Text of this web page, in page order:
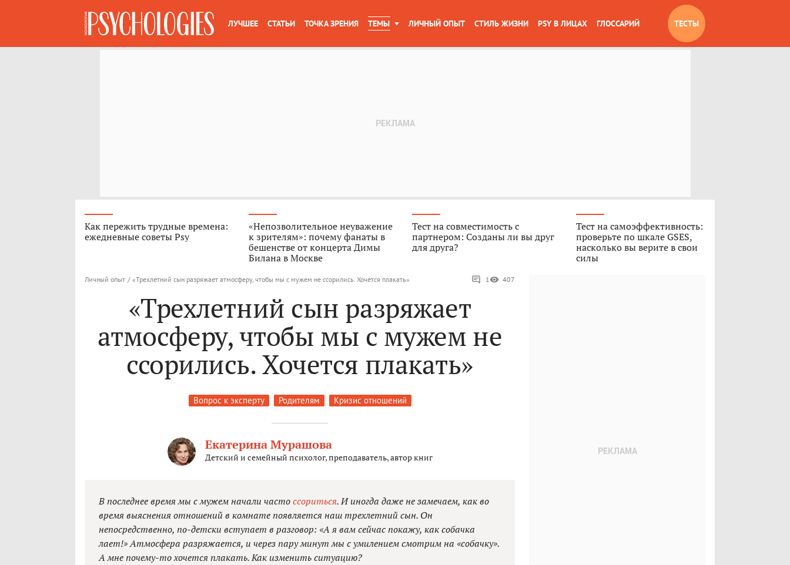
ЛУЧШЕЕ СТАТЬИ ТОЧКА ЗРЕНИЯ ТЕМЫ ЛИЧНЫЙ ОПЫТ СТИЛЬ ЖИЗНИ PSY В ЛИЦАХ ГЛОССАРИЙ ТЕСТЫ
Как пережить трудные времена:
ежедневные советы Psy
«Непозволительное неуважение
к зрителям»: почему фанаты в
бешенстве от концерта Димы
Билана в Москве
Тест на совместимость с
партнером: Созданы ли вы друг
для друга?
Тест на самоэффективность:
проверьте по шкале GSES,
насколько вы верите в свои
силы
Личный опыт / «Трехлетний сын разряжает атмосферу, чтобы мы с мужем не ссорились. Хочется плакать» 1 407
«Трехлетний сын разряжает
атмосферу, чтобы мы с мужем не
ссорились. Хочется плакать»
Вопрос к эксперту Родителям Кризис отношений
Екатерина Мурашова
Детский и семейный психолог, преподаватель, автор книг
В последнее время мы с мужем начали частоссориться. И иногда даже не замечаем, как во
время выяснения отношений в комнате появляется наш трехлетний сын. Он
непосредственно, по-детски вступает в разговор: «А я вам сейчас покажу, как собачка
лает!» Атмосфера разряжается, и через пару минут мы с умилением смотрим на «собачку».
А мне почему-то хочется плакать. Как изменить ситуацию?